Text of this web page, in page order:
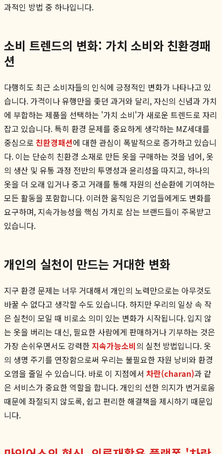
과적인 방법 중 하나입니다.
소비 트렌드의 변화: 가치 소비와 친환경패
션
다행히도 최근 소비자들의 인식에 긍정적인 변화가 나타나고 있
습니다. 가격이나 유행만을 좇던 과거와 달리, 자신의 신념과 가치
에 부합하는 제품을 선택하는 '가치 소비'가 새로운 트렌드로 자리
잡고 있습니다. 특히 환경 문제를 중요하게 생각하는 MZ세대를
중심으로 친환경패션에 대한 관심이 폭발적으로 증가하고 있습니
다. 이는 단순히 친환경 소재로 만든 옷을 구매하는 것을 넘어, 옷
의 생산 및 유통 과정 전반의 투명성과 윤리성을 따지고, 하나의
옷을 더 오래 입거나 중고 거래를 통해 자원의 선순환에 기여하는
모든 활동을 포함합니다. 이러한 움직임은 기업들에게도 변화를
요구하며, 지속가능성을 핵심 가치로 삼는 브랜드들이 주목받고
있습니다.
개인의 실천이 만드는 거대한 변화
지구 환경 문제는 너무 거대해서 개인의 노력만으로는 아무것도
바꿀 수 없다고 생각할 수도 있습니다. 하지만 우리의 일상 속 작
은 실천이 모일 때 비로소 의미 있는 변화가 시작됩니다. 입지 않
는 옷을 버리는 대신, 필요한 사람에게 판매하거나 기부하는 것은
가장 손쉬우면서도 강력한 지속가능소비의 실천 방법입니다. 옷
의 생명 주기를 연장함으로써 우리는 불필요한 자원 낭비와 환경
오염을 줄일 수 있습니다. 바로 이 지점에서 차란(charan)과 같
은 서비스가 중요한 역할을 합니다. 개인의 선한 의지가 번거로움
때문에 좌절되지 않도록, 쉽고 편리한 해결책을 제시하기 때문입
니다.